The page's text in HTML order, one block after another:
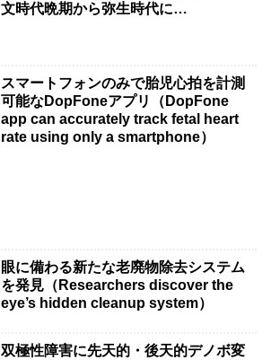
文時代晩期から弥生時代に…
スマートフォンのみで胎児心拍を計測
可能なDopFoneアプリ（DopFone
app can accurately track fetal heart
rate using only a smartphone）
眼に備わる新たな老廃物除去システム
を発見（Researchers discover the
eye’s hidden cleanup system）
双極性障害に先天的・後天的デノボ変